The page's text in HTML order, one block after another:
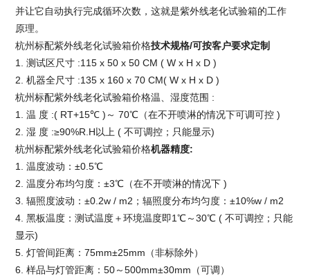
并让它自动执行完成循环次数，这就是紫外线老化试验箱的工作
原理。
杭州标配紫外线老化试验箱价格技术规格/可按客户要求定制
1. 测试区尺寸 :115 x 50 x 50 CM ( W x H x D )
2. 机器全尺寸 :135 x 160 x 70 CM( W x H x D )
杭州标配紫外线老化试验箱价格温、湿度范围 :
1. 温 度 :( RT+15℃ )～ 70℃（在不开喷淋的情况下可调可控 )
2. 湿 度 :≥90%R.H以上 ( 不可调控；只能显示)
杭州标配紫外线老化试验箱价格机器精度:
1. 温度波动：±0.5℃
2. 温度分布均匀度：±3℃（在不开喷淋的情况下 )
3. 辐照度波动：±0.2w / m2；辐照度分布均匀度：±10%w / m2
4. 黑板温度：测试温度＋环境温度即1℃～30℃ ( 不可调控；只能
显示)
5. 灯管间距离：75mm±25mm（非标除外）
6. 样品与灯管距离：50～500mm±30mm（可调）